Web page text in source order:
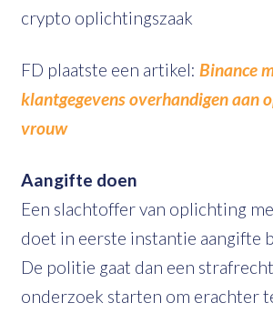
crypto oplichtingszaak
FD plaatste een artikel: Binance
klantgegevens overhandigen aan
vrouw
Aangifte doen
Een slachtoffer van oplichting
doet in eerste instantie aangifte
De politie gaat dan een
onderzoek starten om erachter